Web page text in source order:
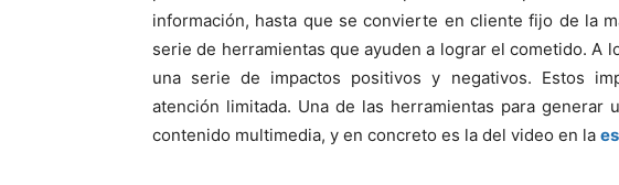
información, hasta que se convierte en cliente fijo de la
serie de herramientas que ayuden a lograr el cometido. A
una serie de impactos positivos y negativos. Estos
atención limitada. Una de las herramientas para
contenido multimedia, y en concreto es la del video en la